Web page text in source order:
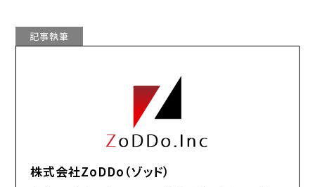
記事執筆
株式会社ZoDDo（ゾッド）